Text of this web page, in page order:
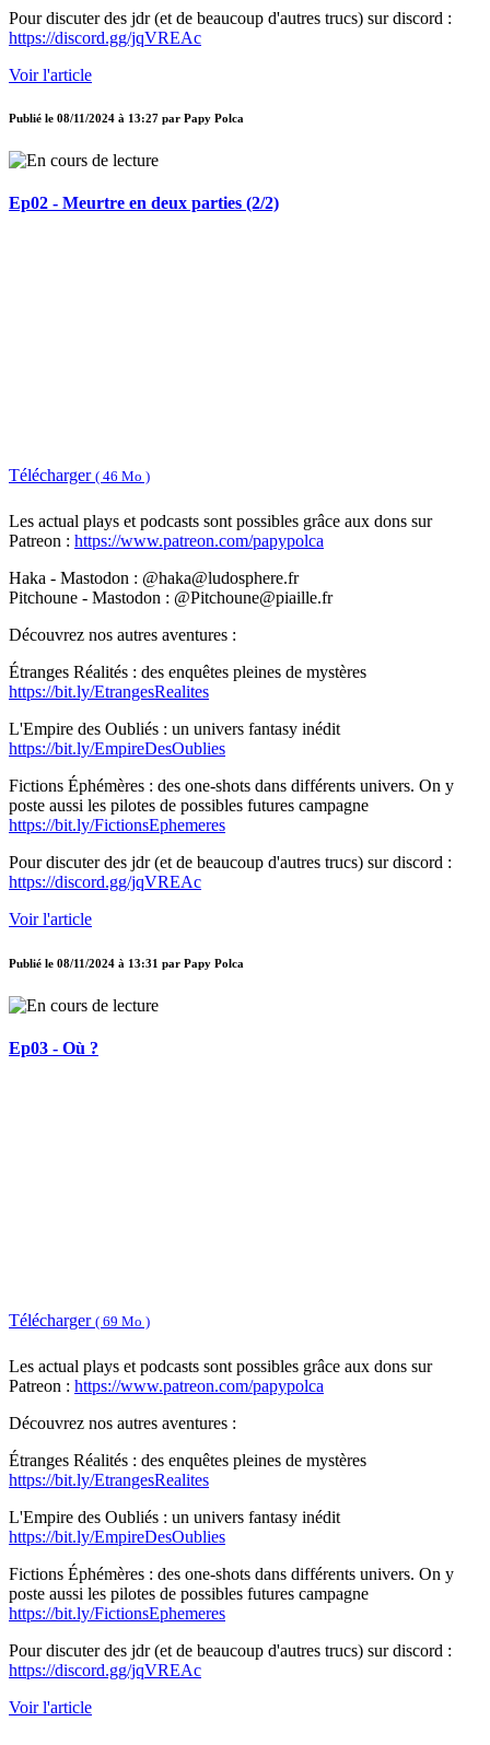
Pour discuter des jdr (et de beaucoup d'autres trucs) sur discord :
https://discord.gg/jqVREAc
Voir l'article
Publié le 08/11/2024 à 13:27 par Papy Polca
Ep02 - Meurtre en deux parties (2/2)
Télécharger ( 46 Mo )
Les actual plays et podcasts sont possibles grâce aux dons sur
Patreon : https://www.patreon.com/papypolca
Haka - Mastodon : @haka@ludosphere.fr
Pitchoune - Mastodon : @Pitchoune@piaille.fr
Découvrez nos autres aventures :
Étranges Réalités : des enquêtes pleines de mystères
https://bit.ly/EtrangesRealites
L'Empire des Oubliés : un univers fantasy inédit
https://bit.ly/EmpireDesOublies
Fictions Éphémères : des one-shots dans différents univers. On y
poste aussi les pilotes de possibles futures campagne
https://bit.ly/FictionsEphemeres
Pour discuter des jdr (et de beaucoup d'autres trucs) sur discord :
https://discord.gg/jqVREAc
Voir l'article
Publié le 08/11/2024 à 13:31 par Papy Polca
Ep03 - Où ?
Télécharger ( 69 Mo )
Les actual plays et podcasts sont possibles grâce aux dons sur
Patreon : https://www.patreon.com/papypolca
Découvrez nos autres aventures :
Étranges Réalités : des enquêtes pleines de mystères
https://bit.ly/EtrangesRealites
L'Empire des Oubliés : un univers fantasy inédit
https://bit.ly/EmpireDesOublies
Fictions Éphémères : des one-shots dans différents univers. On y
poste aussi les pilotes de possibles futures campagne
https://bit.ly/FictionsEphemeres
Pour discuter des jdr (et de beaucoup d'autres trucs) sur discord :
https://discord.gg/jqVREAc
Voir l'article